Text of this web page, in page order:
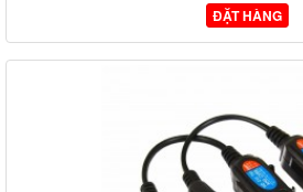
ĐẶT HÀNG